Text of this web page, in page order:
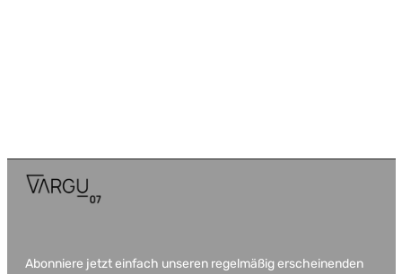
Abonniere jetzt einfach unseren regelmäßig erscheinenden